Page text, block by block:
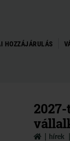
HOZZÁJÁRULÁS
hírek